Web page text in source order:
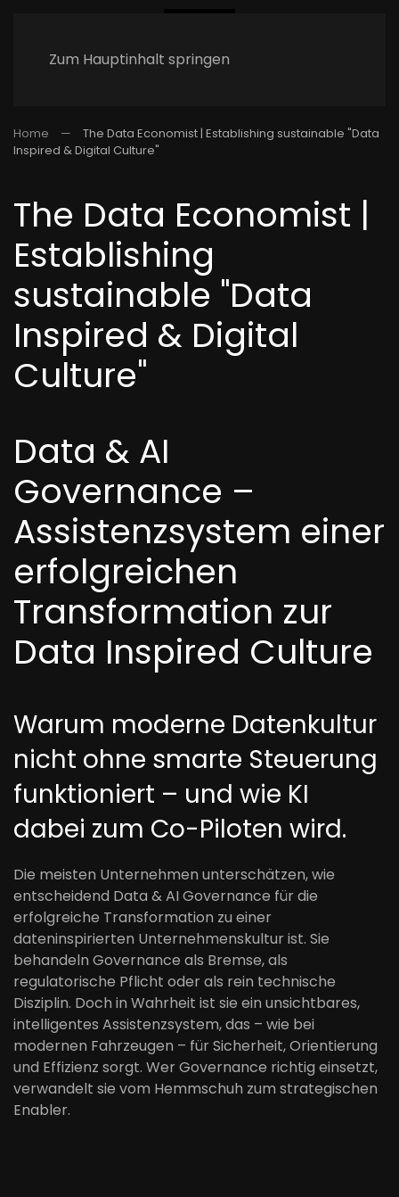
Zum Hauptinhalt springen
Home
The Data Economist | Establishing sustainable "Data
Inspired & Digital Culture"
The Data Economist |
Establishing
sustainable "Data
Inspired & Digital
Culture"
Data & AI
Governance –
Assistenzsystem einer
erfolgreichen
Transformation zur
Data Inspired Culture
Warum moderne Datenkultur
nicht ohne smarte Steuerung
funktioniert – und wie KI
dabei zum Co-Piloten wird.
Die meisten Unternehmen unterschätzen, wie
entscheidend Data & AI Governance für die
erfolgreiche Transformation zu einer
dateninspirierten Unternehmenskultur ist. Sie
behandeln Governance als Bremse, als
regulatorische Pflicht oder als rein technische
Disziplin. Doch in Wahrheit ist sie ein unsichtbares,
intelligentes Assistenzsystem, das – wie bei
modernen Fahrzeugen – für Sicherheit, Orientierung
und Effizienz sorgt. Wer Governance richtig einsetzt,
verwandelt sie vom Hemmschuh zum strategischen
Enabler.